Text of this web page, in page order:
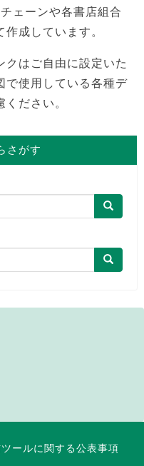
ェーンや各書店組合
成しています。
クはご自由に設定いた
で使用している各種デ
ださい。
さがす
ールに関する公表事項